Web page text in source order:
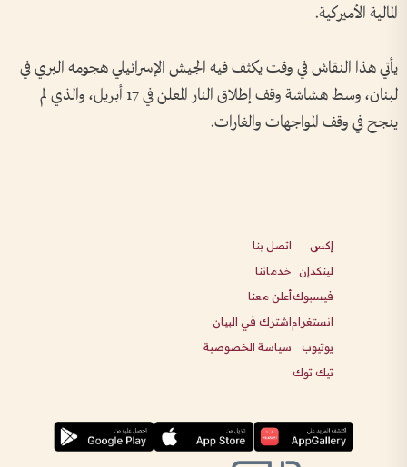
المالية الأميركية.
يأتي هذا النقاش في وقت يكثف فيه الجيش الإسرائيلي هجومه البري في
لبنان، وسط هشاشة وقف إطلاق النار المعلن في 17 أبريل، والذي لم
ينجح في وقف المواجهات والغارات.
إكس
لينكدإن
فيسبوك
انستغرام
يوتيوب
تيك توك
اتصل بنا
خدماتنا
أعلن معنا
اشترك في البيان
سياسة الخصوصية